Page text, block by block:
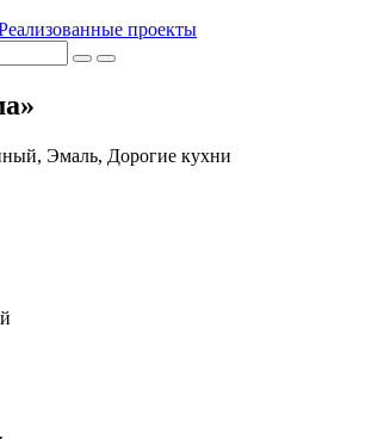
проекты
Эмаль, Дорогие кухни